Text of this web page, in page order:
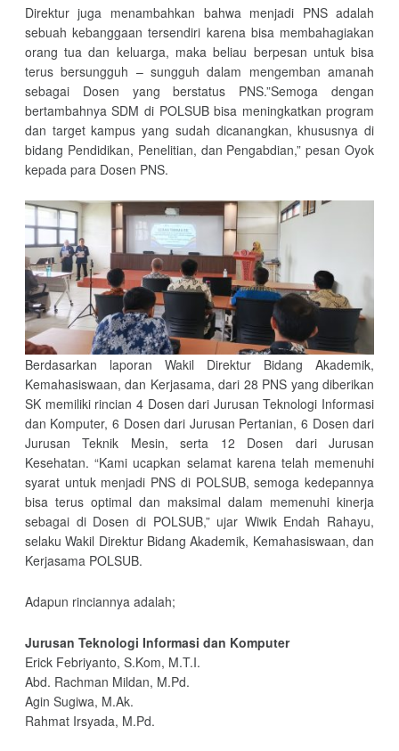
Direktur juga menambahkan bahwa menjadi PNS adalah
sebuah kebanggaan tersendiri karena bisa membahagiakan
orang tua dan keluarga, maka beliau berpesan untuk bisa
terus bersungguh – sungguh dalam mengemban amanah
sebagai Dosen yang berstatus PNS.”Semoga dengan
bertambahnya SDM di POLSUB bisa meningkatkan program
dan target kampus yang sudah dicanangkan, khususnya di
bidang Pendidikan, Penelitian, dan Pengabdian,” pesan Oyok
kepada para Dosen PNS.
Berdasarkan laporan Wakil Direktur Bidang Akademik,
Kemahasiswaan, dan Kerjasama, dari 28 PNS yang diberikan
SK memiliki rincian 4 Dosen dari Jurusan Teknologi Informasi
dan Komputer, 6 Dosen dari Jurusan Pertanian, 6 Dosen dari
Jurusan Teknik Mesin, serta 12 Dosen dari Jurusan
Kesehatan. “Kami ucapkan selamat karena telah memenuhi
syarat untuk menjadi PNS di POLSUB, semoga kedepannya
bisa terus optimal dan maksimal dalam memenuhi kinerja
sebagai di Dosen di POLSUB,” ujar Wiwik Endah Rahayu,
selaku Wakil Direktur Bidang Akademik, Kemahasiswaan, dan
Kerjasama POLSUB.
Adapun rinciannya adalah;
Jurusan Teknologi Informasi dan Komputer
Erick Febriyanto, S.Kom, M.T.I.
Abd. Rachman Mildan, M.Pd.
Agin Sugiwa, M.Ak.
Rahmat Irsyada, M.Pd.